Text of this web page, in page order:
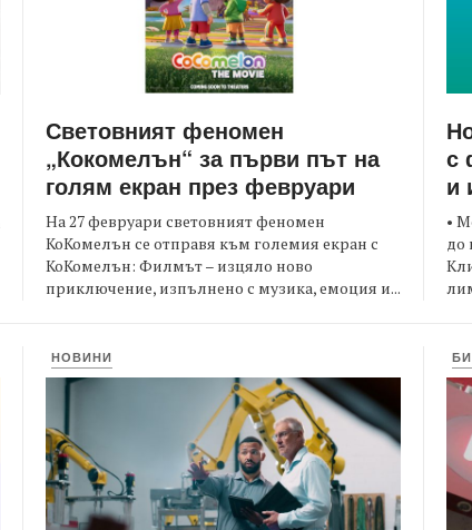
Световният феномен
„Кокомелън“ за първи път на
голям екран през февруари
На 27 февруари световният феномен
КоКомелън се отправя към големия екран с
КоКомелън: Филмът – изцяло ново
приключение, изпълнено с музика, емоция и...
с
и
•
до
НОВИНИ